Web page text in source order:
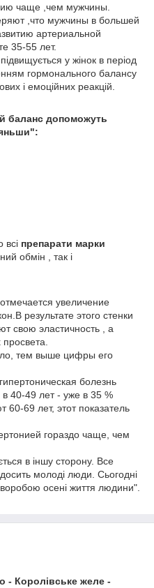
чаще ,чем мужчины.
,что мужчины в большей
артериальной
35-55 лет.
у жінок в період
гормонального балансу
і емоційних реакцій.
баланс допоможуть
всі препарати марки
обмін , так і
увеличение
результате этого стенки
свою эластичность , а
тем выше цифры его
болезнь
40-49 лет - уже в 35 %
60-69 лет, этот показатель
гораздо чаще, чем
в іншу сторону. Все
молоді люди. Сьогодні
осені життя людини".
- Королівське желе -